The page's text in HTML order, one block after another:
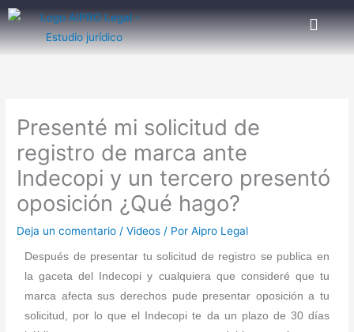
al
contenido
Presenté mi solicitud de
registro de marca ante
Indecopi y un tercero presentó
oposición ¿Qué hago?
Deja un comentario /Videos / PorAipro Legal
Después de presentar tu solicitud de registro se publica en
la gaceta del Indecopi y cualquiera que consideré que tu
marca afecta sus derechos pude presentar oposición a tu
solicitud, por lo que el Indecopi te da un plazo de 30 días